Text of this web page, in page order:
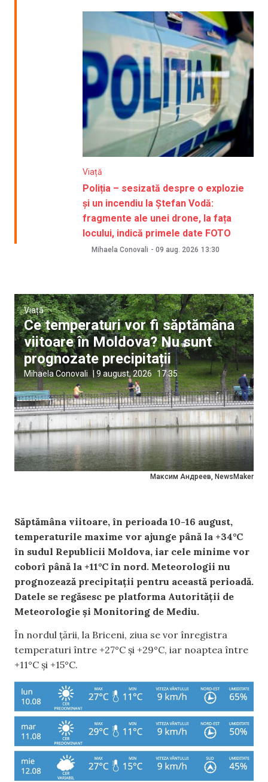
Viață
Poliția – sesizată despre o explozie
și un incendiu la Ștefan Vodă:
fragmente ale unei drone, la fața
locului, indică primele date FOTO
Mihaela Conovali - 09 aug. 2026 13:30
Максим Андреев, NewsMaker
Viață
Ce temperaturi vor fi săptămâna
viitoare în Moldova? Nu sunt
prognozate precipitații
Mihaela Conovali | 9 august, 2026 17:35
Săptămâna viitoare, în perioada 10-16 august,
temperaturile maxime vor ajunge până la +34°C
în sudul Republicii Moldova, iar cele minime vor
coborî până la +11°C în nord. Meteorologii nu
prognozează precipitații pentru această perioadă.
Datele se regăsesc pe platforma Autorității de
Meteorologie și Monitoring de Mediu.
În nordul țării, la Briceni, ziua se vor înregistra
temperaturi între +27°C și +29°C, iar noaptea între
+11°C și +15°C.